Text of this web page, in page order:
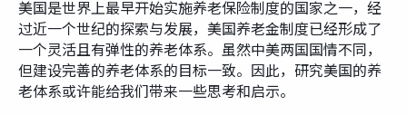
养老专区
美国是世界上最早开始实施养老保险制度的国家之一，经
过近一个世纪的探索与发展，美国养老金制度已经形成了
一个灵活且有弹性的养老体系。虽然中美两国国情不同，
但建设完善的养老体系的目标一致。因此，研究美国的养
老体系或许能给我们带来一些思考和启示。